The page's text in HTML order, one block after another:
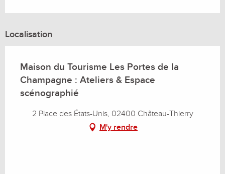
Localisation
Maison du Tourisme Les Portes de la
Champagne : Ateliers & Espace
scénographié
2 Place des États-Unis, 02400 Château-Thierry
M'y rendre